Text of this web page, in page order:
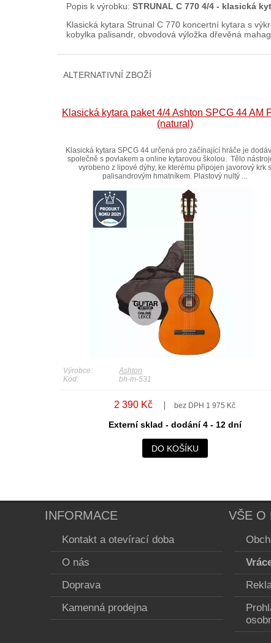
Popis k výrobku: STRUNAL C 770 4/4 - klasická
Klasická kytara Strunal C 770 koncertní kytara s
kobylka palisandr, obvodová výložka dřevěná
ALTERNATIVNÍ ZBOŽÍ
Klasická kytara paket 4/4 Ashton SPCG 44 AM
(natural)
Klasická kytara SPCG 44 určená pro začínající hráče je
společně s povlakem a online kytarovou školou. Tělo
vyrobeno z lipové dýhy, ke kterému připojen javorový krk s
palisandrovým hmatníkem. Plastový nultý ...
Výrobce:
Ashton
Kód:
bh-m-531
2 390 Kč bez DPH 1 975 Kč
Externí sklad - dodání 4 - 12 dní
DO KOŠÍKU
INFORMACE
Kontakt a otevírací doba
O nás
Doprava
Kamenná prodejna
VŠE O